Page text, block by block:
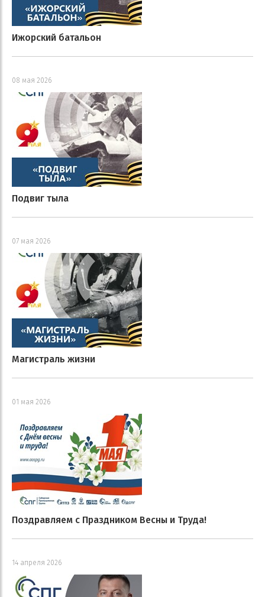
Ижорский батальон
08 мая 2026
Подвиг тыла
07 мая 2026
Магистраль жизни
01 мая 2026
Поздравляем с Праздником Весны и Труда!
14 апреля 2026